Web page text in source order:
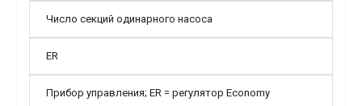
Число секций одинарного насоса
ER
Прибор управления; ER = регулятор Economy